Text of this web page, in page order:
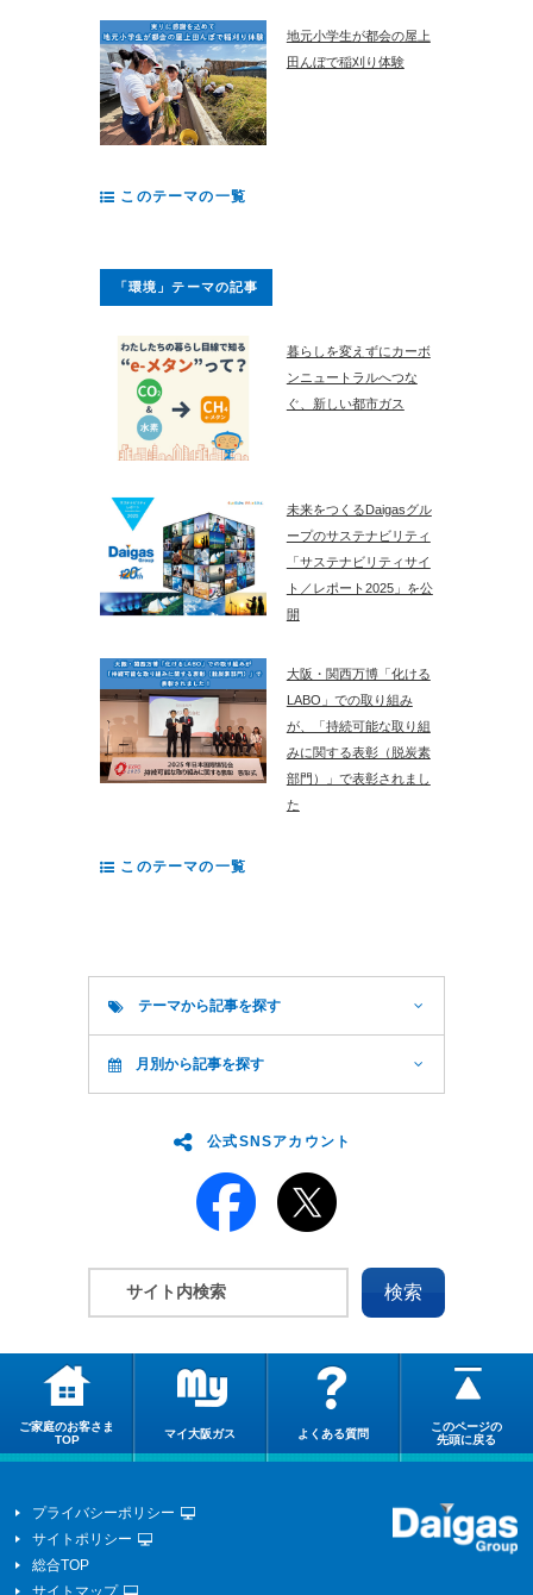
地元小学生が都会の屋上
田んぼで稲刈り体験
このテーマの一覧
「環境」テーマの記事
暮らしを変えずにカーボ
ンニュートラルへつな
ぐ、新しい都市ガス
未来をつくるDaigasグル
ープのサステナビリティ
「サステナビリティサイ
ト／レポート2025」を公
開
大阪・関西万博「化ける
LABO」での取り組み
が、「持続可能な取り組
みに関する表彰（脱炭素
部門）」で表彰されまし
た
このテーマの一覧
テーマから記事を探す
月別から記事を探す
公式SNSアカウント
ご家庭のお客さま
TOP
マイ大阪ガス よくある質問
このページの
先頭に戻る
プライバシーポリシー
サイトポリシー
総合TOP
サイトマップ